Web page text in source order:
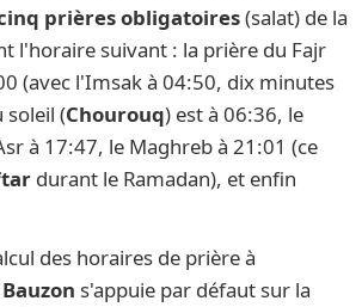
prières obligatoires(salat) de la
l'horaire suivant : la prière du Fajr
(avec l'Imsak à 04:50, dix minutes
soleil (Chourouq) est à 06:36, le
à 17:47, le Maghreb à 21:01 (ce
durant le Ramadan), et enfin
des horaires de prière à
s'appuie par défaut sur la